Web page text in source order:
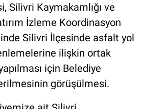
Silivri Kaymakamlığı ve
İzleme Koordinasyon
Silivri İlçesinde asfalt yol
ilişkin ortak
için Belediye
görüşülmesi.